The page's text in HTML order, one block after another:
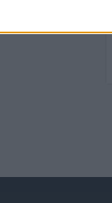
χώρες +